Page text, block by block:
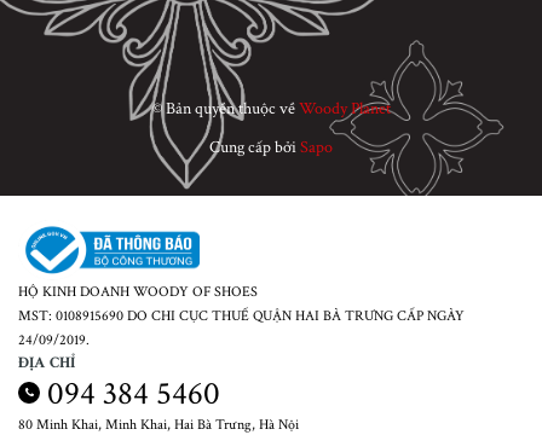
© Bản quyền thuộc vềWoody Planet
Cung cấp bởiSapo
HỘ KINH DOANH WOODY OF SHOES
MST: 0108915690 DO CHI CỤC THUẾ QUẬN HAI BÀ TRƯNG CẤP NGÀY
24/09/2019.
ĐỊA CHỈ
094 384 5460
80 Minh Khai, Minh Khai, Hai Bà Trưng, Hà Nội